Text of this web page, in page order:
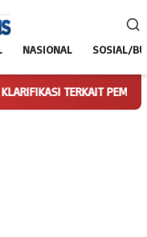
NASIONAL SOSIAL/
TERKAIT